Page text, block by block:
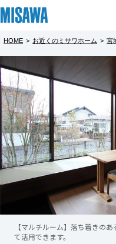
住まい
建てる [注文住宅]
商品ラインアップ
デザイン
テクノロジー（住まい
建築事例・建築実例
デザイナーズギャラリー
土地活用
個人のお客さま
賃貸住宅
賃貸併用住宅
店舗・各種施設
リフォーム
戸建て・マンション
ミサワリフォームとは
リフォームの流れ
まちづくり
複合開発・投資開発
オーナーサポー
HOME > お近くのミサワホーム > 宮
【マルチルーム】落ち着きの
て活用できます。
【リビング＆テラス】約3ｍの
空間を実現。
都道
北海道
北海道
東北
青森県
▼オーナーさま宅
実際にお住まいに
ーナーさま宅をご
す。住み心地や使
「生の声が聴ける
にご参加ください
会場キャパシティ
も